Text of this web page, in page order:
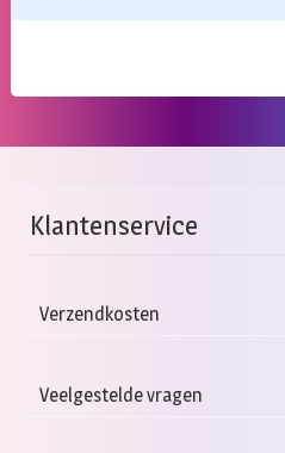
Klantenservice
Verzendkosten
Veelgestelde vragen